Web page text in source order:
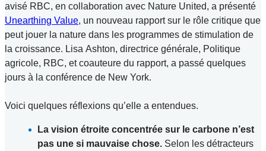
avisé RBC, en collaboration avec Nature United, a présenté
Unearthing Value, un nouveau rapport sur le rôle critique que
peut jouer la nature dans les programmes de stimulation de
la croissance. Lisa Ashton, directrice générale, Politique
agricole, RBC, et coauteure du rapport, a passé quelques
jours à la conférence de New York.
Voici quelques réflexions qu’elle a entendues.
La vision étroite concentrée sur le carbone n’est
pas une si mauvaise chose. Selon les détracteurs